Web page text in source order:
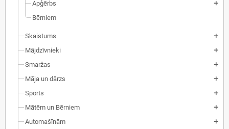
Apģērbs add
Bērniem
Skaistums add
Mājdzīvnieki add
Smaržas add
Māja un dārzs add
Sports add
Mātēm un Bērniem add
Automašīnām add